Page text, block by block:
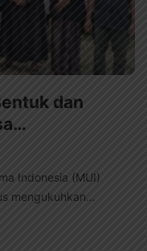
dan
Indonesia (MUI)
mengukuhkan...